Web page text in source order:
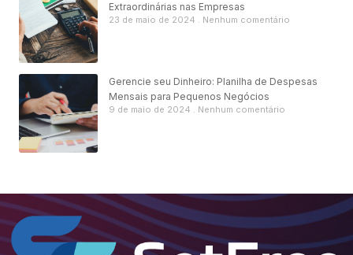
Extraordinárias nas Empresas
23 de maio de 2024 Nenhum comentário
Gerencie seu Dinheiro: Planilha de Despesas
Mensais para Pequenos Negócios
9 de maio de 2024 Nenhum comentário